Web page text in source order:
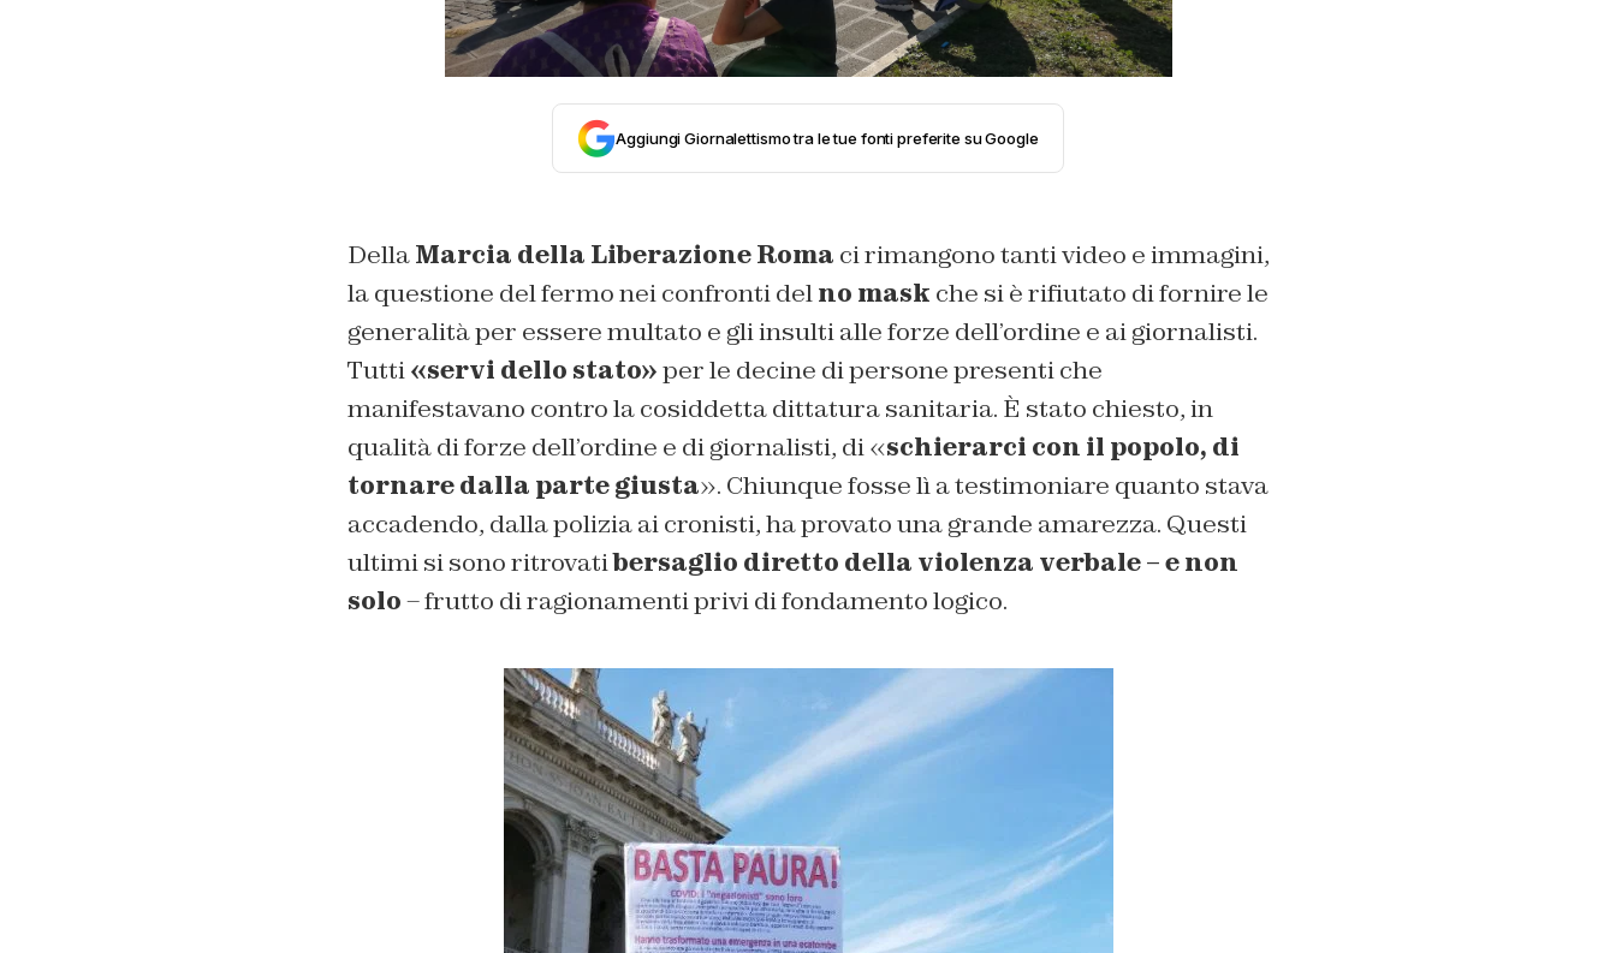
Aggiungi Giornalettismo tra le tue fonti preferite su Google
DellaMarcia della Liberazione Roma ci rimangono tanti video e immagini,
la questione del fermo nei confronti delno mask che si è rifiutato di fornire le
generalità per essere multato e gli insulti alle forze dell’ordine e ai giornalisti.
Tutti«servi dello stato»per le decine di persone presenti che
manifestavano contro la cosiddetta dittatura sanitaria. È stato chiesto, in
qualità di forze dell’ordine e di giornalisti, di «schierarci con il popolo, di
tornare dalla parte giusta». Chiunque fosse lì a testimoniare quanto stava
accadendo, dalla polizia ai cronisti, ha provato una grande amarezza. Questi
ultimi si sono ritrovatibersaglio diretto della violenza verbale – e non
solo– frutto di ragionamenti privi di fondamento logico.